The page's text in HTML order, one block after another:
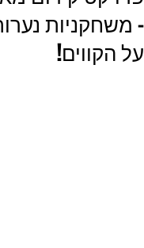
- משחקניות
על הקווים!